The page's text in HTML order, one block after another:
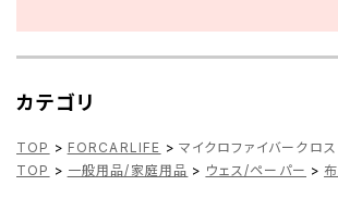
カテゴリ
TOP > FORCARLIFE > マイクロファイバーク
TOP > 一般用品/家庭用品 > ウェス/ペーパー >